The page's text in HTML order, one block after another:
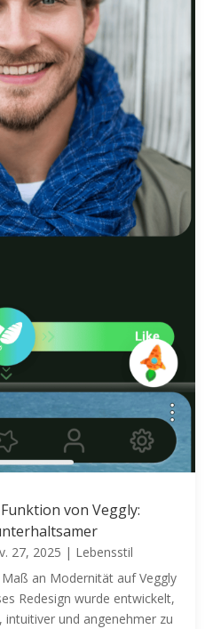
von Veggly:
27, 2025 | Lebensstil
an Modernität auf Veggly
Redesign wurde entwickelt,
und angenehmer zu